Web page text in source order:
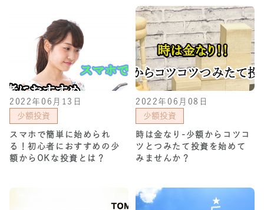
2022年06月13日
少額投資
スマホで簡単に始められ
る！初心者におすすめの少
額からOKな投資とは？
2022年06月08日
少額投資
時は金なり-少額からコツコ
ツとつみたて投資を始めて
みませんか？